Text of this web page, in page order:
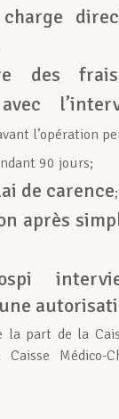
des
l’opération
90 jours;
de carence;
après
la part de la
Médico-